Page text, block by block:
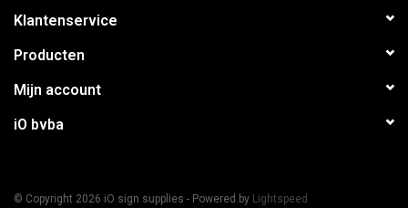
Klantenservice
Producten
Mijn account
iO bvba
© Copyright 2026 iO sign supplies - Powered by Lightspeed